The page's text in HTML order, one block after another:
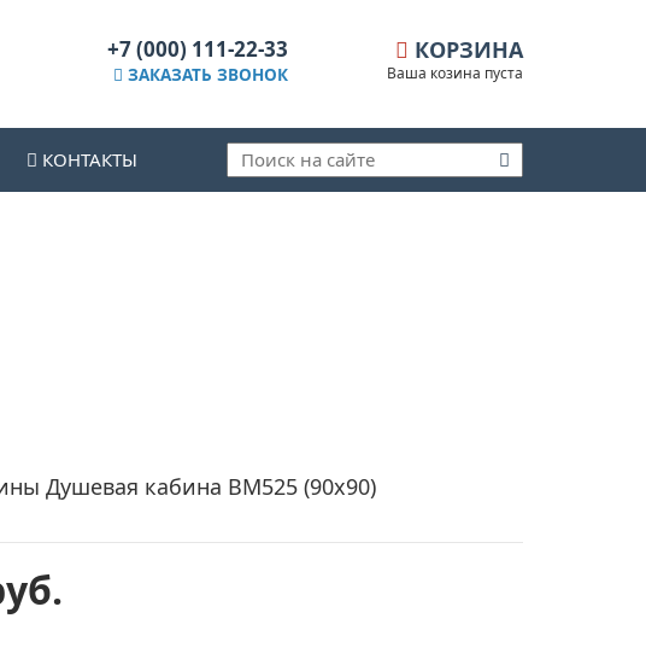
+7 (000) 111-22-33
ЗАКАЗАТЬ ЗВОНОК
КОРЗИНА
Ваша козина пуста
КОНТАКТЫ
Душевая кабина ВМ525 (90х90)